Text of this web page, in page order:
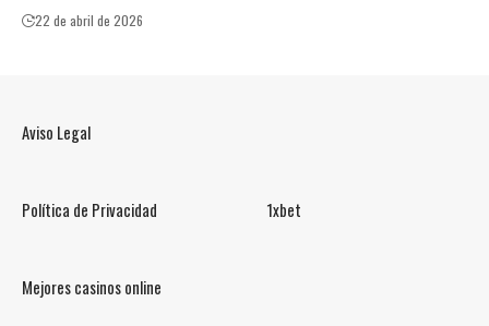
22 de abril de 2026
Aviso Legal
Política de Privacidad 1xbet
Mejores casinos online